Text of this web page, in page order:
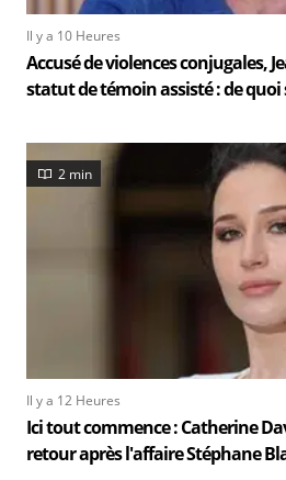
Il y a 10 Heures
Accusé de violences conjugales,
statut de témoin assisté : de quoi
2 min
Il y a 12 Heures
Ici tout commence : Catherine
retour après l'affaire Stéphane